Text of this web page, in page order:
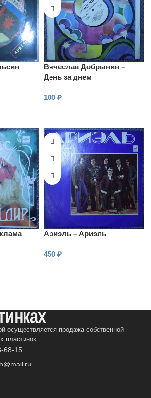
Вячеслав Добрынин –
День за днем
100 ₽
Ариэль – Ариэль
450 ₽
осуществляется продажа собственной
пластинок.
68-15